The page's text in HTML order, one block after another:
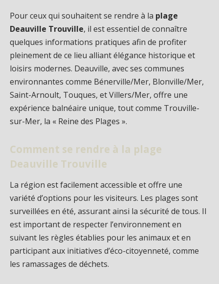
Pour ceux qui souhaitent se rendre à la plage
Deauville Trouville, il est essentiel de connaître
quelques informations pratiques afin de profiter
pleinement de ce lieu alliant élégance historique et
loisirs modernes. Deauville, avec ses communes
environnantes comme Bénerville/Mer, Blonville/Mer,
Saint-Arnoult, Touques, et Villers/Mer, offre une
expérience balnéaire unique, tout comme Trouville-
sur-Mer, la « Reine des Plages ».
Comment se rendre à la plage
Deauville Trouville
La région est facilement accessible et offre une
variété d’options pour les visiteurs. Les plages sont
surveillées en été, assurant ainsi la sécurité de tous. Il
est important de respecter l’environnement en
suivant les règles établies pour les animaux et en
participant aux initiatives d’éco-citoyenneté, comme
les ramassages de déchets.